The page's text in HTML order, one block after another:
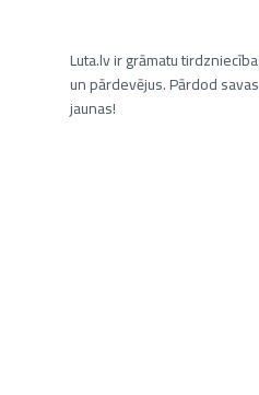
Luta.lv ir grāmatu
un pārdevējus. Pārdod
jaunas!